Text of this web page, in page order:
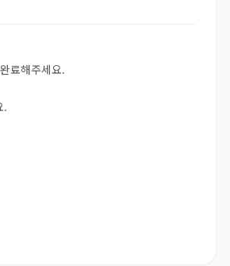
료해주세요.
.